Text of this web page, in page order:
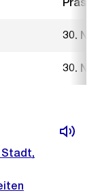
30.
30.
Stadt,